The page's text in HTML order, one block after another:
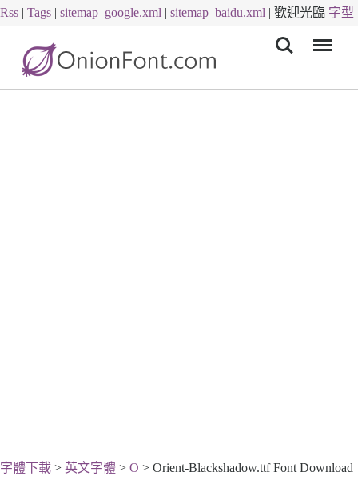
Rss | Tags | sitemap_google.xml | sitemap_baidu.xml | 歡迎光臨 字型
字體下載 > 英文字體 > O > Orient-Blackshadow.ttf Font Download